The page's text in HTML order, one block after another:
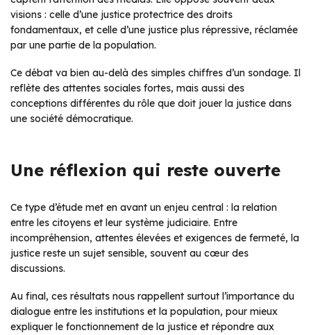
visions : celle d’une justice protectrice des droits
fondamentaux, et celle d’une justice plus répressive, réclamée
par une partie de la population.
Ce débat va bien au-delà des simples chiffres d’un sondage. Il
reflète des attentes sociales fortes, mais aussi des
conceptions différentes du rôle que doit jouer la justice dans
une société démocratique.
Une réflexion qui reste ouverte
Ce type d’étude met en avant un enjeu central : la relation
entre les citoyens et leur système judiciaire. Entre
incompréhension, attentes élevées et exigences de fermeté, la
justice reste un sujet sensible, souvent au cœur des
discussions.
Au final, ces résultats nous rappellent surtout l’importance du
dialogue entre les institutions et la population, pour mieux
expliquer le fonctionnement de la justice et répondre aux